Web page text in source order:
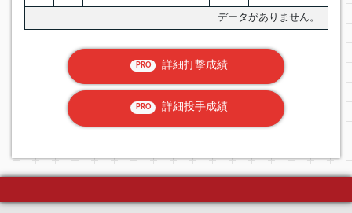
データがありません。
PRO 詳細打撃成績
PRO 詳細投手成績